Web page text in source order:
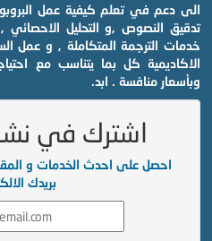
الى دعم في تعلم كيفية عمل
تدقيق النصوص ,و التحليل الاحصائي
خدمات الترجمة المتكاملة , و عمل
الاكاديمية كل بما يتناسب مع
وبأسعار منافسة . ابد.
اشترك في
احصل على احدث الخدمات و
بريدك